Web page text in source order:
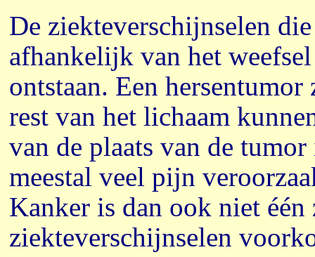
De ziekteverschijnselen
afhankelijk van het
ontstaan. Een
rest van het lichaam
van de plaats van de
meestal veel pijn
Kanker is dan ook niet
ziekteverschijnselen